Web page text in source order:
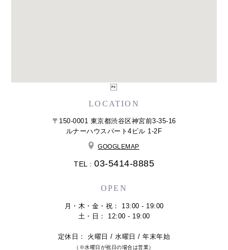
LOCATION
〒150-0001 東京都渋谷区神宮前3-35-16
ルナーハウスパート4ビル 1-2F
GOOGLEMAP
TEL : 03-5414-8885
OPEN
月・木・金・祝： 13:00 - 19:00
土・日： 12:00 - 19:00
定休日： 火曜日 / 水曜日 / 年末年始
（※水曜日が祝日の場合は営業）